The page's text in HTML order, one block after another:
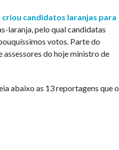
candidatos laranjas para
laranja, pelo qual candidatas
votos. Parte do
assessores do hoje ministro de
abaixo as 13 reportagens que o